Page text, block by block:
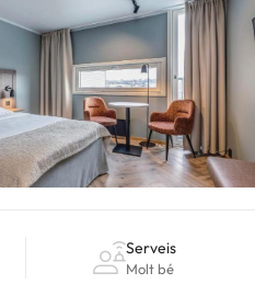
Serveis
Molt bé